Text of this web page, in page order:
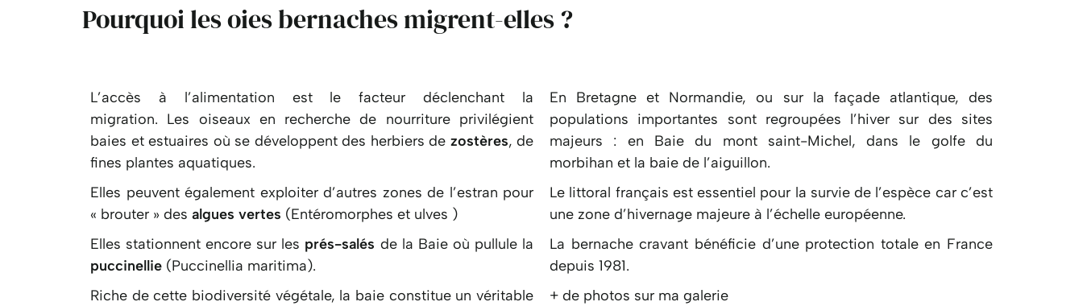
Pourquoi les oies bernaches migrent-elles ?
L’accès à l’alimentation est le facteur déclenchant la
migration. Les oiseaux en recherche de nourriture privilégient
baies et estuaires où se développent des herbiers de zostères, de
fines plantes aquatiques.
Elles peuvent également exploiter d’autres zones de l’estran pour
« brouter » des algues vertes (Entéromorphes et ulves )
Elles stationnent encore sur les prés-salés de la Baie où pullule la
puccinellie (Puccinellia maritima).
Riche de cette biodiversité végétale, la baie constitue un véritable
En Bretagne et Normandie, ou sur la façade atlantique, des
populations importantes sont regroupées l’hiver sur des sites
majeurs : en Baie du mont saint-Michel, dans le golfe du
morbihan et la baie de l’aiguillon.
Le littoral français est essentiel pour la survie de l’espèce car c’est
une zone d’hivernage majeure à l’échelle européenne.
La bernache cravant bénéficie d’une protection totale en France
depuis 1981.
+ de photos sur ma galerie